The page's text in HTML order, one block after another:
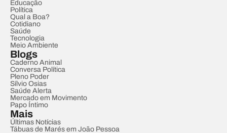
Educação
Política
Qual a Boa?
Cotidiano
Saúde
Tecnologia
Meio Ambiente
Blogs
Caderno Animal
Conversa Política
Pleno Poder
Sílvio Osias
Saúde Alerta
Mercado em Movimento
Papo Íntimo
Mais
Últimas Notícias
Tábuas de Marés em João Pessoa